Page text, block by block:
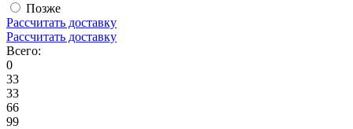
Позже
Рассчитать доставку
Рассчитать доставку
Всего:
0
33
33
66
99